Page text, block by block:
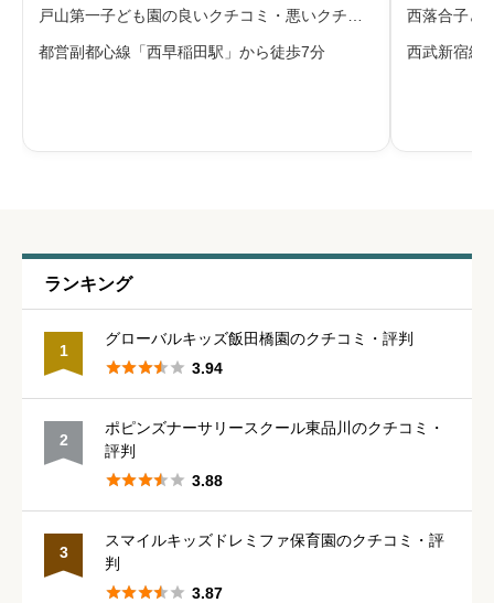
星の数をお選びください 
星の数をお選びください
星の数をお選びください
戸山第一子ども園の良いクチコミ・悪いクチコ
ミを合わせて評判をご紹介します。戸山第一子
ども園は、新宿区が設置・運営する区立認定こ
都営副都心線「西早稲田駅」から徒歩7分
西落合子ど
を合わせ
園は、新宿
西武新宿線
ランキング
1
グローバルキッズ飯田橋園のクチコミ・評判
 3.94
2
ポピンズナーサリースクール東品川のクチコミ・
評判
 3.88
3
スマイルキッズドレミファ保育園のクチコミ・評
判
 3.87